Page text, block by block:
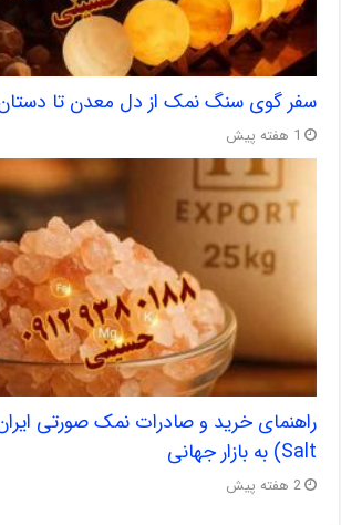
سفر گوی سنگ نمک از دل معدن تا
1 هفته پیش
Salt) به بازار جهانی
2 هفته پیش